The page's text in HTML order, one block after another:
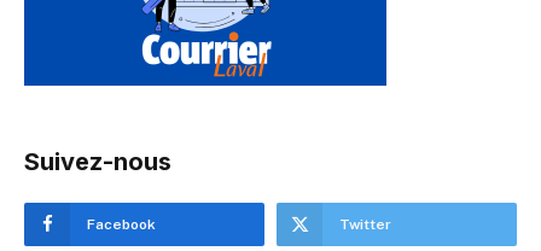
Suivez-nous
Facebook Twitter